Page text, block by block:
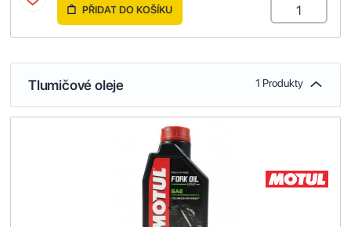
PŘIDAT DO KOŠÍKU
Tlumičové oleje 1 Produkty